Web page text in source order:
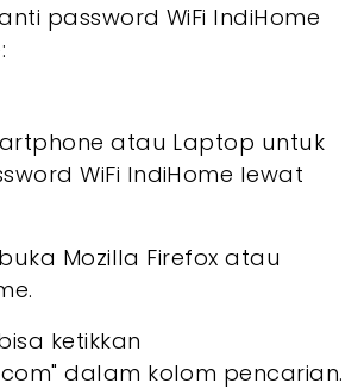
password WiFi IndiHome
atau Laptop untuk
WiFi IndiHome lewat
Mozilla Firefox atau
ketikkan
dalam kolom pencarian.